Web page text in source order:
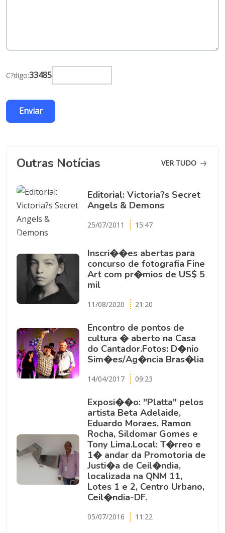
C?digo:33485
Outras Notícias VER TUDO
Editorial: Victoria?s Secret
Angels & Demons
25/07/2011 15:47
Inscri��es abertas para
concurso de fotografia Fine
Art com pr�mios de US$ 5
mil
11/08/2020 21:20
Encontro de pontos de
cultura � aberto na Casa
do Cantador.Fotos: D�nio
Sim�es/Ag�ncia Bras�lia
14/04/2017 09:23
Exposi��o: "Platta" pelos
artista Beta Adelaide,
Eduardo Moraes, Ramon
Rocha, Sildomar Gomes e
Tony Lima.Local: T�rreo e
1� andar da Promotoria de
Justi�a de Ceil�ndia,
localizada na QNM 11,
Lotes 1 e 2, Centro Urbano,
Ceil�ndia-DF.
05/07/2016 11:22